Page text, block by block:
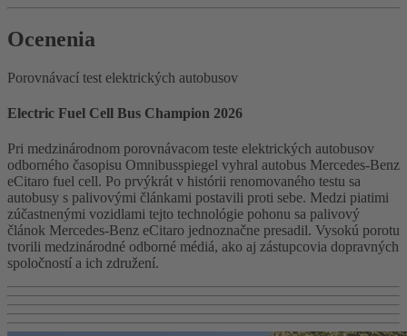
Ocenenia
Porovnávací test elektrických autobusov
Electric Fuel Cell Bus Champion 2026
Pri medzinárodnom porovnávacom teste elektrických autobusov
odborného časopisu Omnibusspiegel vyhral autobus Mercedes-Benz
eCitaro fuel cell. Po prvýkrát v histórii renomovaného testu sa
autobusy s palivovými článkami postavili proti sebe. Medzi piatimi
zúčastnenými vozidlami tejto technológie pohonu sa palivový
článok Mercedes-Benz eCitaro jednoznačne presadil. Vysokú porotu
tvorili medzinárodné odborné médiá, ako aj zástupcovia dopravných
spoločností a ich združení.